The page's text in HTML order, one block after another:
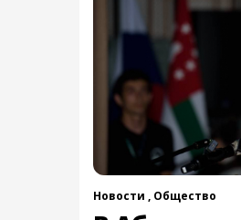
Новости , Общество